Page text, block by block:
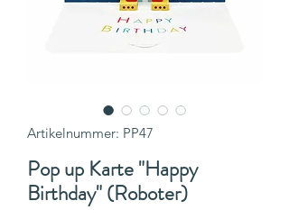
Artikelnummer: PP47
Pop up Karte "Happy
Birthday" (Roboter)